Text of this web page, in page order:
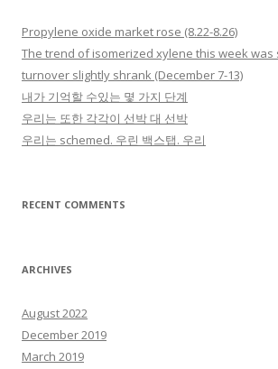
Propylene oxide market rose (8.22-8.26)
The trend of isomerized xylene this week was
turnover slightly shrank (December 7-13)
내가 기억할 수있는 몇 가지 단계
우리는 또한 각각이 선박 대 선박
우리는 schemed. 우린 백스탭. 우리
RECENT COMMENTS
ARCHIVES
August 2022
December 2019
March 2019